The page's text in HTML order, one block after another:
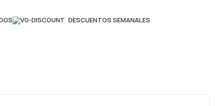
DESCUENTOS SEMANALES